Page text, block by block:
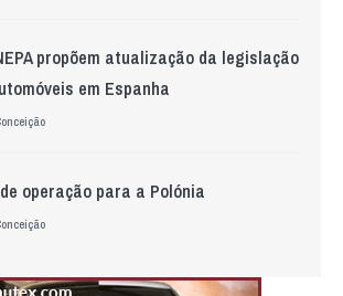
propõem atualização da legislação
em Espanha
operação para a Polónia